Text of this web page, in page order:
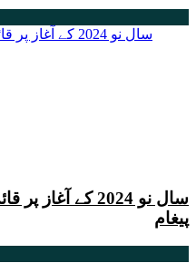
سال نو 2024 کے
پیغام